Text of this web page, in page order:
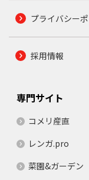
プライバシー
採用情報
専門サイト
コメリ産直
レンガ.pro
菜園&ガーデン